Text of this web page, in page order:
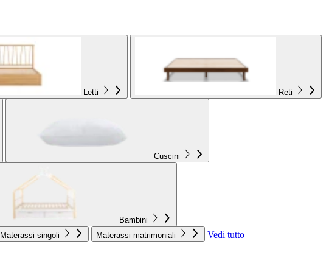
Letti Reti
Cuscini
Bambini
Materassi singoli Materassi matrimoniali
Vedi tutto